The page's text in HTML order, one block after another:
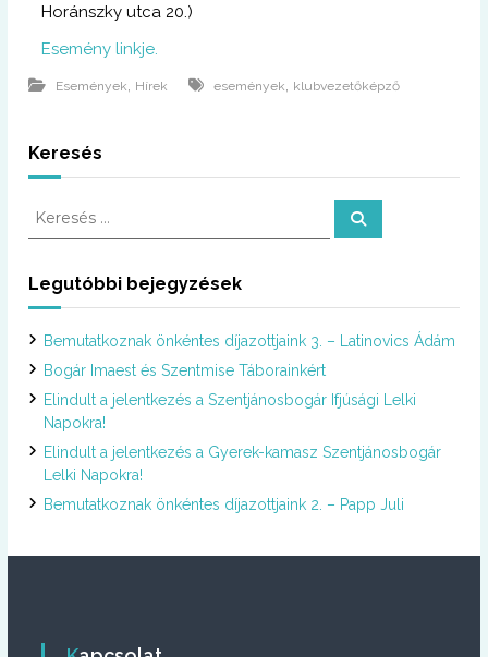
Horánszky utca 20.)
Esemény linkje.
Események Hírek események klubvezetőképző
Keresés
K
e
s
:
K
Legutóbbi bejegyzések
Bemutatkoznak önkéntes díjazottjaink 3. – Latinovics Ádám
Bogár Imaest és Szentmise Táborainkért
Elindult a jelentkezés a Szentjánosbogár Ifjúsági Lelki
Napokra!
Elindult a jelentkezés a Gyerek-kamasz Szentjánosbogár
Lelki Napokra!
Bemutatkoznak önkéntes díjazottjaink 2. – Papp Juli